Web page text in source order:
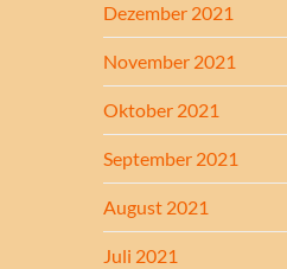
Dezember 2021
November 2021
Oktober 2021
September 2021
August 2021
Juli 2021